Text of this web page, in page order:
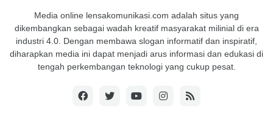
Media online lensakomunikasi.com adalah situs yang
dikembangkan sebagai wadah kreatif masyarakat milinial di era
industri 4.0. Dengan membawa slogan informatif dan inspiratif,
diharapkan media ini dapat menjadi arus informasi dan edukasi di
tengah perkembangan teknologi yang cukup pesat.